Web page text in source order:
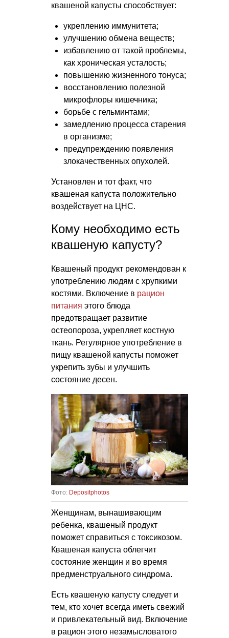
квашеной капусты способствует:
укреплению иммунитета;
улучшению обмена веществ;
избавлению от такой проблемы,
как хроническая усталость;
повышению жизненного тонуса;
восстановлению полезной
микрофлоры кишечника;
борьбе с гельминтами;
замедлению процесса старения
в организме;
предупреждению появления
злокачественных опухолей.
Установлен и тот факт, что
квашеная капуста положительно
воздействует на ЦНС.
Кому необходимо есть
квашеную капусту?
Квашеный продукт рекомендован к
употреблению людям с хрупкими
костями. Включение в рацион
питания этого блюда
предотвращает развитие
остеопороза, укрепляет костную
ткань. Регулярное употребление в
пищу квашеной капусты поможет
укрепить зубы и улучшить
состояние десен.
Фото: Depositphotos
Женщинам, вынашивающим
ребенка, квашеный продукт
поможет справиться с токсикозом.
Квашеная капуста облегчит
состояние женщин и во время
предменструального синдрома.
Есть квашеную капусту следует и
тем, кто хочет всегда иметь свежий
и привлекательный вид. Включение
в рацион этого незамысловатого